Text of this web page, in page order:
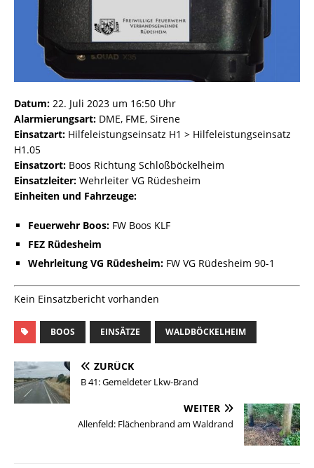
Datum: 22. Juli 2023 um 16:50 Uhr
Alarmierungsart: DME, FME, Sirene
Einsatzart: Hilfeleistungseinsatz H1 > Hilfeleistungseinsatz
H1.05
Einsatzort: Boos Richtung Schloßböckelheim
Einsatzleiter: Wehrleiter VG Rüdesheim
Einheiten und Fahrzeuge:
Feuerwehr Boos: FW Boos KLF
FEZ Rüdesheim
Wehrleitung VG Rüdesheim: FW VG Rüdesheim 90-1
Kein Einsatzbericht vorhanden
BOOS EINSÄTZE WALDBÖCKELHEIM
ZURÜCK
B 41: Gemeldeter Lkw-Brand
WEITER
Allenfeld: Flächenbrand am Waldrand